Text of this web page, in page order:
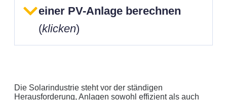
einer PV-Anlage berechnen
(klicken)
Die Solarindustrie steht vor der ständigen
Herausforderung, Anlagen sowohl effizient als auch